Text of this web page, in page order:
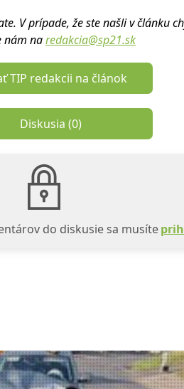
V prípade, že ste našli v článku
nám naredakcia@sp21.sk
TIP redakcii na článok
Diskusia (0)
do diskusie sa musíte